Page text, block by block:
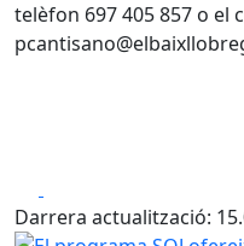
telèfon 697 405 857 o el
Darrera actualització: